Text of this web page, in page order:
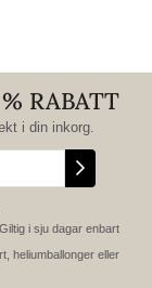
RABATT
i din inkorg.
i sju dagar enbart
heliumballonger eller